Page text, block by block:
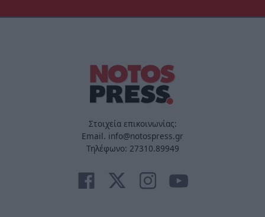
Στοιχεία επικοινωνίας:
Email. info@notospress.gr
Τηλέφωνο: 27310.89949